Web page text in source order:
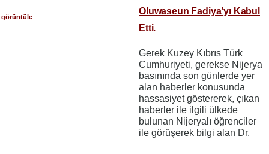
görüntüle
Oluwaseun Fadiya’yı Kabul
Etti.
Gerek Kuzey Kıbrıs Türk
Cumhuriyeti, gerekse Nijerya
basınında son günlerde yer
alan haberler konusunda
hassasiyet göstererek, çıkan
haberler ile ilgili ülkede
bulunan Nijeryalı öğrenciler
ile görüşerek bilgi alan Dr.